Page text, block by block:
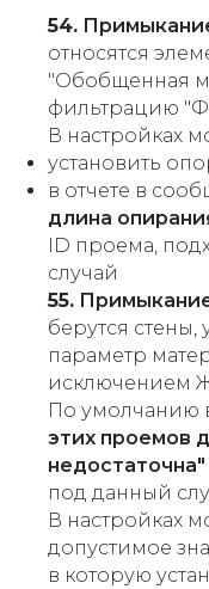
54.
относятся
"Обобщенная
фильтрацию
В настройках
установить
в отчете в
длина
ID проема,
случай
55.
берутся стены,
параметр
исключением
По умолчанию
этих проемов
недостаточна"
под данный
В настройках
допустимое
в которую